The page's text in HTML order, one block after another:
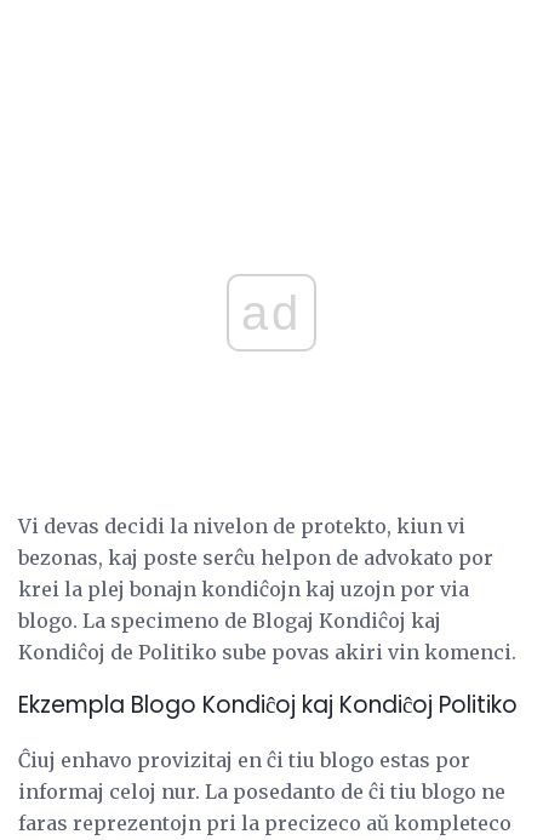
ad
Vi devas decidi la nivelon de protekto, kiun vi
bezonas, kaj poste serĉu helpon de advokato por
krei la plej bonajn kondiĉojn kaj uzojn por via
blogo. La specimeno de Blogaj Kondiĉoj kaj
Kondiĉoj de Politiko sube povas akiri vin komenci.
Ekzempla Blogo Kondiĉoj kaj Kondiĉoj Politiko
Ĉiuj enhavo provizitaj en ĉi tiu blogo estas por
informaj celoj nur. La posedanto de ĉi tiu blogo ne
faras reprezentojn pri la precizeco aŭ kompleteco